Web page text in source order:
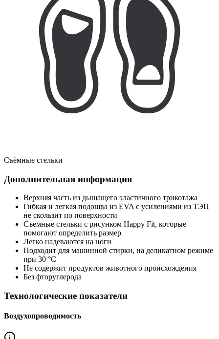
Съёмные стельки
Дополнительная информация
Верхняя часть из дышащего эластичного трикотажа
Гибкая и легкая подошва из EVA с усилениями из ТЭП
не скользит по поверхности
Съемные стельки с рисунком Happy Fit, которые
помогают определить размер
Легко надеваются на ноги
Подходит для машинной стирки, на деликатном режиме
при 30 °C
Не содержит продуктов животного происхождения
Без фторуглерода
Технологические показатели
Воздухопроводимость